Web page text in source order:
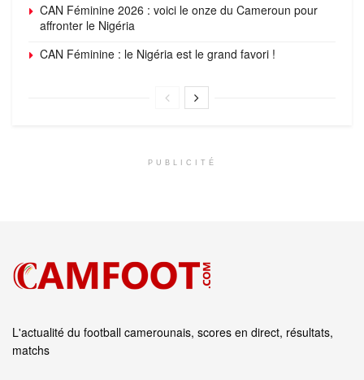
CAN Féminine 2026 : voici le onze du Cameroun pour
affronter le Nigéria
CAN Féminine : le Nigéria est le grand favori !
PUBLICITÉ
L'actualité du football camerounais, scores en direct, résultats,
matchs